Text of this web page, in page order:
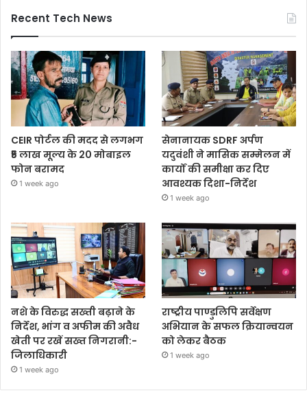
Recent Tech News
CEIR पोर्टल की मदद से लगभग
₹5 लाख मूल्य के 20 मोबाइल
फोन बरामद
1 week ago
सेनानायक SDRF अर्पण
यदुवंशी ने मासिक सम्मेलन में
कार्यों की समीक्षा कर दिए
आवश्यक दिशा-निर्देश
1 week ago
नशे के विरुद्ध सख्ती बढ़ाने के
निर्देश, भांग व अफीम की अवैध
खेती पर रखें सख्त निगरानी:-
जिलाधिकारी
1 week ago
राष्ट्रीय पाण्डुलिपि सर्वेक्षण
अभियान के सफल क्रियान्वयन
को लेकर बैठक
1 week ago